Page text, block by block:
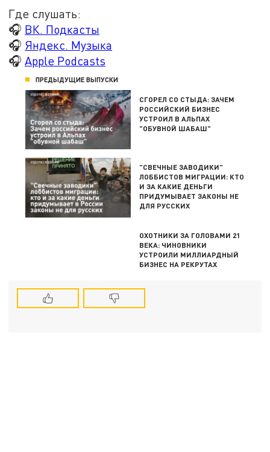
Где слушать:
🎧 ВК. Подкасты
🎧 Яндекс. Музыка
🎧Apple Podcasts
ПРЕДЫДУЩИЕ ВЫПУСКИ
СГОРЕЛ СО СТЫДА: ЗАЧЕМ
РОССИЙСКИЙ БИЗНЕС
УСТРОИЛ В АЛЬПАХ
"ОБУВНОЙ ШАБАШ"
"СВЕЧНЫЕ ЗАВОДИКИ"
ЛОББИСТОВ МИГРАЦИИ: КТО
И ЗА КАКИЕ ДЕНЬГИ
ПРИДУМЫВАЕТ ЗАКОНЫ НЕ
ДЛЯ РУССКИХ
ОХОТНИКИ ЗА ГОЛОВАМИ 21
ВЕКА: ЧИНОВНИКИ
УСТРОИЛИ МИЛЛИАРДНЫЙ
БИЗНЕС НА РЕКРУТАХ